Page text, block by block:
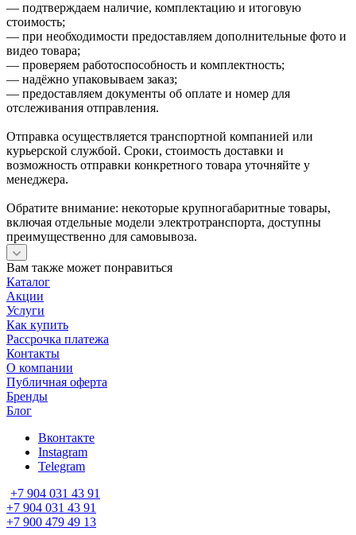
— подтверждаем наличие, комплектацию и итоговую
стоимость;
— при необходимости предоставляем дополнительные фото и
видео товара;
— проверяем работоспособность и комплектность;
— надёжно упаковываем заказ;
— предоставляем документы об оплате и номер для
отслеживания отправления.
Отправка осуществляется транспортной компанией или
курьерской службой. Сроки, стоимость доставки и
возможность отправки конкретного товара уточняйте у
менеджера.
Обратите внимание: некоторые крупногабаритные товары,
включая отдельные модели электротранспорта, доступны
преимущественно для самовывоза.
Вам также может понравиться
Каталог
Акции
Услуги
Как купить
Рассрочка платежа
Контакты
О компании
Публичная оферта
Бренды
Блог
Вконтакте
Instagram
Telegram
+7 904 031 43 91
+7 904 031 43 91
+7 900 479 49 13